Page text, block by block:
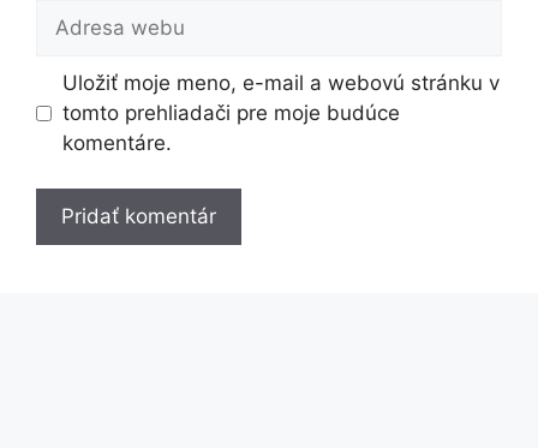
webu
Uložiť moje meno, e-mail a webovú stránku v
tomto prehliadači pre moje budúce
komentáre.